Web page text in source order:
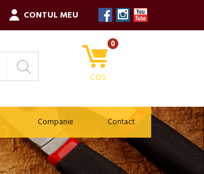
CONTUL MEU
0
COS
Companie Contact